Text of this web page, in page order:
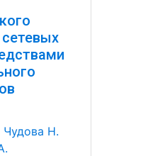
Чудова Н.